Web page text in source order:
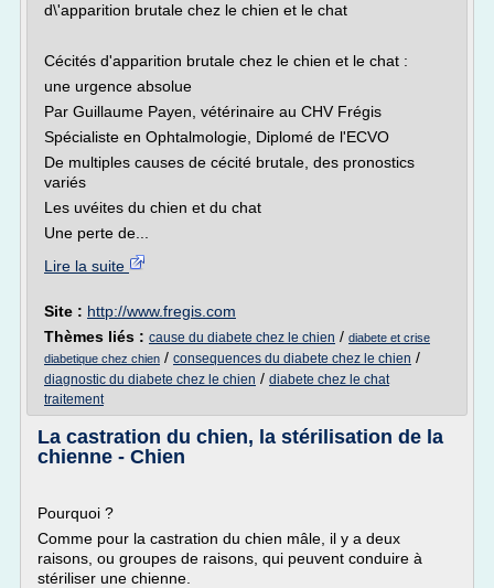
d\'apparition brutale chez le chien et le chat
Cécités d'apparition brutale chez le chien et le chat :
une urgence absolue
Par Guillaume Payen, vétérinaire au CHV Frégis
Spécialiste en Ophtalmologie, Diplomé de l'ECVO
De multiples causes de cécité brutale, des pronostics
variés
Les uvéites du chien et du chat
Une perte de...
Lire la suite
Site : http://www.fregis.com
Thèmes liés : cause du diabete chez le chien / diabete et crise
diabetique chez chien / consequences du diabete chez le chien /
diagnostic du diabete chez le chien / diabete chez le chat
traitement
La castration du chien, la stérilisation de la
chienne - Chien
Pourquoi ?
Comme pour la castration du chien mâle, il y a deux
raisons, ou groupes de raisons, qui peuvent conduire à
stériliser une chienne.